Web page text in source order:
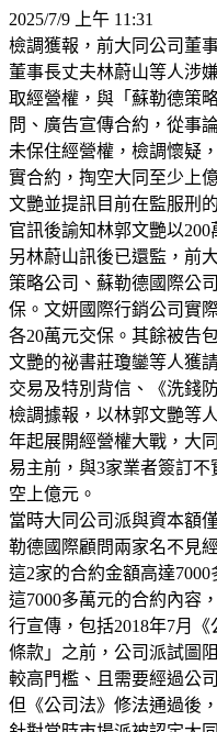
2025/7/9 上午 11:31
檢調獲報，前大同公司董
董事長丈夫林蔚山等人涉
取經營權，與「蘇勒德策
問、廣告宣傳合約，從事
未保住經營權，檢調懷疑
實合約，掏空大同至少上
文艷並提訊目前在監服刑
官訊後諭知林郭文艷以
另林蔚山訊後已還監，前
策略公司、蘇勒德國際公
保。文妍國際行銷公司實
各20萬元交保。其餘被告
文艷的祕書莊瓊鑾等人獲
交易及特別背信、《洗錢
檢調據報，以林郭文艷等
年起展開經營權大戰，大
易主前，與3家業者簽訂
空上億元。
當時大同公司派與資本額
勒德國際顧問兩家名不見
這2家的合約金額高達7000
這7000多萬元的合約內容
行宣傳，包括2018年7月
條款」之前，公司派試圖
較高門檻、且需要經過公
但《公司法》修法通過後